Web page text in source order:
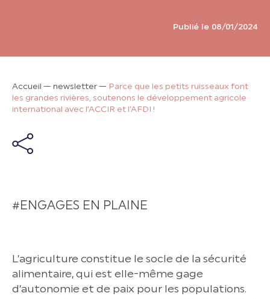
Publié le 08/01/2024
Accueil — newsletter— Parce que les petits ruisseaux font
les grandes rivières, soutenons le développement agricole
international avec l’ACCIR et l’AFDI !
#ENGAGES EN PLAINE
L’agriculture constitue le socle de la sécurité
alimentaire, qui est elle-même gage
d’autonomie et de paix pour les populations.